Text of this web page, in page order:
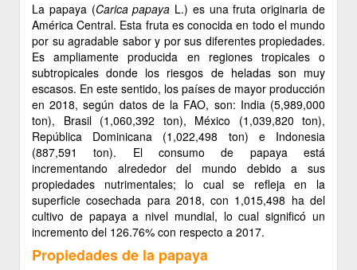
La papaya (Carica papaya L.) es una fruta originaria de
América Central. Esta fruta es conocida en todo el mundo
por su agradable sabor y por sus diferentes propiedades.
Es ampliamente producida en regiones tropicales o
subtropicales donde los riesgos de heladas son muy
escasos. En este sentido, los países de mayor producción
en 2018, según datos de la FAO, son: India (5,989,000
ton), Brasil (1,060,392 ton), México (1,039,820 ton),
República Dominicana (1,022,498 ton) e Indonesia
(887,591 ton). El consumo de papaya está
incrementando alrededor del mundo debido a sus
propiedades nutrimentales; lo cual se refleja en la
superficie cosechada para 2018, con 1,015,498 ha del
cultivo de papaya a nivel mundial, lo cual significó un
incremento del 126.76% con respecto a 2017.
Propiedades de la papaya